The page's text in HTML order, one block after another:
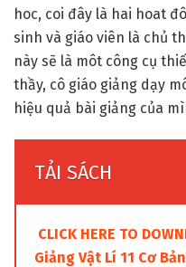
hoc, coi đây là hai hoat
sinh và giáo viên là chủ
này sẽ là môt công cụ
thầy, cô giáo giảng dạy
hiệu quả bài giảng của
TẢI SÁCH
CLICK HERE TO
Giảng Vật Lí 11 Cơ